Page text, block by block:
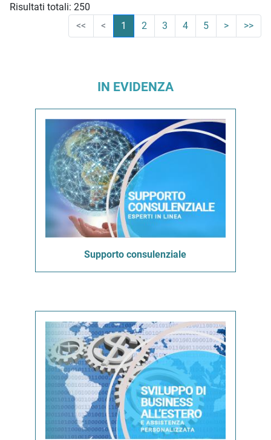
Risultati totali: 250
<<
< 1 2 3 4 5 > >>
IN EVIDENZA
Supporto consulenziale